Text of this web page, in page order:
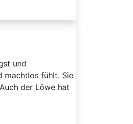
und
machtlos fühlt. Sie
der Löwe hat